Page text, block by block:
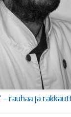
– rauhaa ja